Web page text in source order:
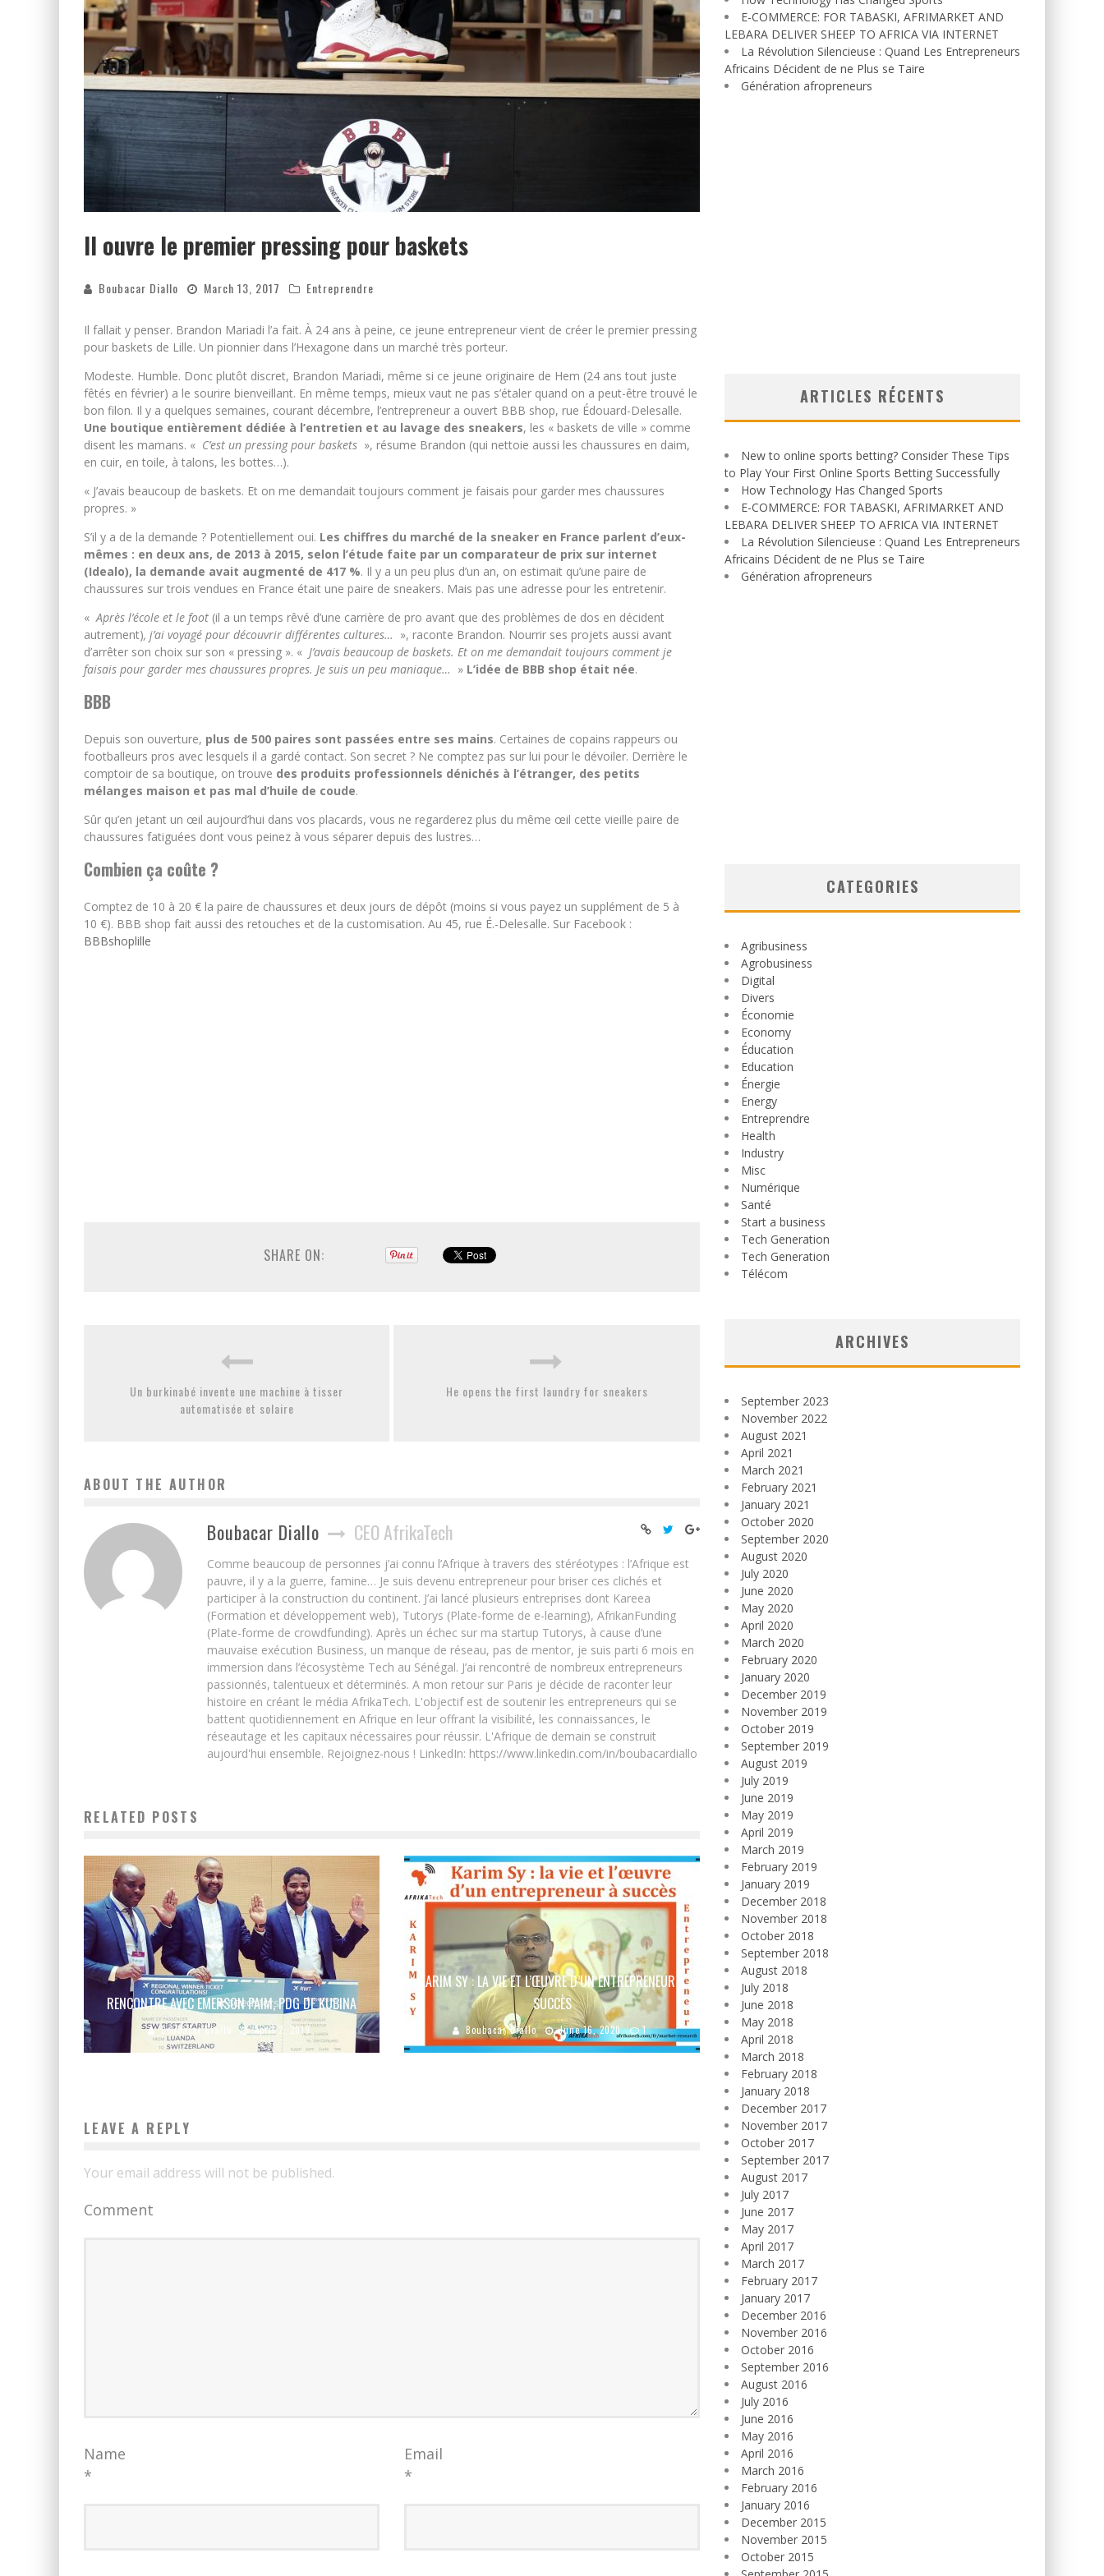
Il ouvre le premier pressing pour baskets
Boubacar Diallo March 13, 2017 Entreprendre
Il fallait y penser. Brandon Mariadi l’a fait. À 24 ans à peine, ce jeune entrepreneur vient de créer le premier pressing
pour baskets de Lille. Un pionnier dans l’Hexagone dans un marché très porteur.
Modeste. Humble. Donc plutôt discret, Brandon Mariadi, même si ce jeune originaire de Hem (24 ans tout juste
fêtés en février) a le sourire bienveillant. En même temps, mieux vaut ne pas s’étaler quand on a peut-être trouvé le
bon filon. Il y a quelques semaines, courant décembre, l’entrepreneur a ouvert BBB shop, rue Édouard-Delesalle.
Une boutique entièrement dédiée à l’entretien et au lavage des sneakers, les « baskets de ville » comme
disent les mamans. « C’est un pressing pour baskets », résume Brandon (qui nettoie aussi les chaussures en daim,
en cuir, en toile, à talons, les bottes…).
« J’avais beaucoup de baskets. Et on me demandait toujours comment je faisais pour garder mes chaussures
propres. »
S’il y a de la demande ? Potentiellement oui. Les chiffres du marché de la sneaker en France parlent d’eux-
mêmes : en deux ans, de 2013 à 2015, selon l’étude faite par un comparateur de prix sur internet
(Idealo), la demande avait augmenté de 417 %. Il y a un peu plus d’un an, on estimait qu’une paire de
chaussures sur trois vendues en France était une paire de sneakers. Mais pas une adresse pour les entretenir.
«Après l’école et le foot (il a un temps rêvé d’une carrière de pro avant que des problèmes de dos en décident
autrement), j’ai voyagé pour découvrir différentes cultures… », raconte Brandon. Nourrir ses projets aussi avant
d’arrêter son choix sur son « pressing ». « J’avais beaucoup de baskets. Et on me demandait toujours comment je
faisais pour garder mes chaussures propres. Je suis un peu maniaque… » L’idée de BBB shop était née.
BBB
Depuis son ouverture, plus de 500 paires sont passées entre ses mains. Certaines de copains rappeurs ou
footballeurs pros avec lesquels il a gardé contact. Son secret ? Ne comptez pas sur lui pour le dévoiler. Derrière le
comptoir de sa boutique, on trouve des produits professionnels dénichés à l’étranger, des petits
mélanges maison et pas mal d’huile de coude.
Sûr qu’en jetant un œil aujourd’hui dans vos placards, vous ne regarderez plus du même œil cette vieille paire de
chaussures fatiguées dont vous peinez à vous séparer depuis des lustres…
Combien ça coûte ?
Comptez de 10 à 20 € la paire de chaussures et deux jours de dépôt (moins si vous payez un supplément de 5 à
10 €). BBB shop fait aussi des retouches et de la customisation. Au 45, rue É.-Delesalle. Sur Facebook :
BBBshoplille
SHARE ON:
Un burkinabé invente une machine à tisser
automatisée et solaire
He opens the first laundry for sneakers
ABOUT THE AUTHOR
Boubacar Diallo CEO AfrikaTech
Comme beaucoup de personnes j’ai connu l’Afrique à travers des stéréotypes : l’Afrique est
pauvre, il y a la guerre, famine… Je suis devenu entrepreneur pour briser ces clichés et
participer à la construction du continent. J’ai lancé plusieurs entreprises dont Kareea
(Formation et développement web), Tutorys (Plate-forme de e-learning), AfrikanFunding
(Plate-forme de crowdfunding). Après un échec sur ma startup Tutorys, à cause d’une
mauvaise exécution Business, un manque de réseau, pas de mentor, je suis parti 6 mois en
immersion dans l’écosystème Tech au Sénégal. J’ai rencontré de nombreux entrepreneurs
passionnés, talentueux et déterminés. A mon retour sur Paris je décide de raconter leur
histoire en créant le média AfrikaTech. L'objectif est de soutenir les entrepreneurs qui se
battent quotidiennement en Afrique en leur offrant la visibilité, les connaissances, le
réseautage et les capitaux nécessaires pour réussir. L'Afrique de demain se construit
aujourd'hui ensemble. Rejoignez-nous ! LinkedIn: https://www.linkedin.com/in/boubacardiallo
RELATED POSTS
RENCONTRE AVEC EMERSON PAIM, PDG DE KUBINA
Boubacar Diallo April 2, 2019
KARIM SY : LA VIE ET L’ŒUVRE D’UN ENTREPRENEUR À
SUCCÈS
Boubacar Diallo June 16, 2020 1
LEAVE A REPLY
Your email address will not be published.
Comment
Name
*
Email
*
E-COMMERCE: FOR TABASKI, AFRIMARKET AND
LEBARA DELIVER SHEEP TO AFRICA VIA INTERNET
La Révolution Silencieuse : Quand Les Entrepreneurs
Africains Décident de ne Plus se Taire
Génération afropreneurs
ARTICLES RÉCENTS
New to online sports betting? Consider These Tips
to Play Your First Online Sports Betting Successfully
How Technology Has Changed Sports
E-COMMERCE: FOR TABASKI, AFRIMARKET AND
LEBARA DELIVER SHEEP TO AFRICA VIA INTERNET
La Révolution Silencieuse : Quand Les Entrepreneurs
Africains Décident de ne Plus se Taire
Génération afropreneurs
CATEGORIES
Agribusiness
Agrobusiness
Digital
Divers
Économie
Economy
Éducation
Education
Énergie
Energy
Entreprendre
Health
Industry
Misc
Numérique
Santé
Start a business
Tech Generation
Tech Generation
Télécom
ARCHIVES
September 2023
November 2022
August 2021
April 2021
March 2021
February 2021
January 2021
October 2020
September 2020
August 2020
July 2020
June 2020
May 2020
April 2020
March 2020
February 2020
January 2020
December 2019
November 2019
October 2019
September 2019
August 2019
July 2019
June 2019
May 2019
April 2019
March 2019
February 2019
January 2019
December 2018
November 2018
October 2018
September 2018
August 2018
July 2018
June 2018
May 2018
April 2018
March 2018
February 2018
January 2018
December 2017
November 2017
October 2017
September 2017
August 2017
July 2017
June 2017
May 2017
April 2017
March 2017
February 2017
January 2017
December 2016
November 2016
October 2016
September 2016
August 2016
July 2016
June 2016
May 2016
April 2016
March 2016
February 2016
January 2016
December 2015
November 2015
October 2015